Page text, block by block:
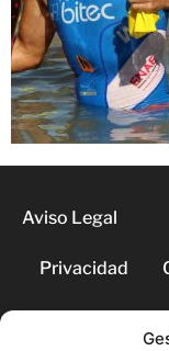
Aviso Legal
Privacidad
© 2026 | Todos